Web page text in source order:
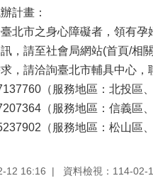
計畫：
北市之身心障礙者，領有孕
，請至社會局網站(首頁/相
，請洽詢臺北市輔具中心，
（服務地區：北投區
（服務地區：信義區
（服務地區：松山區
12 16:16 資料檢視：114-02-